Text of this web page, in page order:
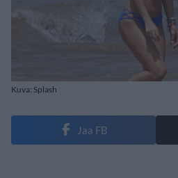
Kuva: Splash
Jaa FB